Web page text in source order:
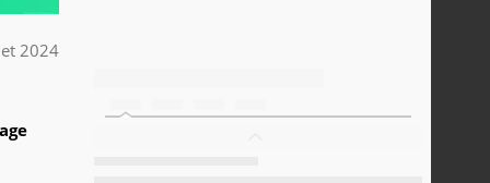
2024